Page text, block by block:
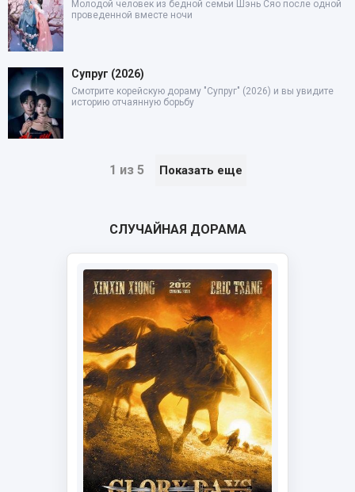
Молодой человек из бедной семьи Шэнь Сяо после одной
проведенной вместе ночи
Супруг (2026)
Смотрите корейскую дораму "Супруг" (2026) и вы увидите
историю отчаянную борьбу
1 из 5 Показать еще
СЛУЧАЙНАЯ ДОРАМА